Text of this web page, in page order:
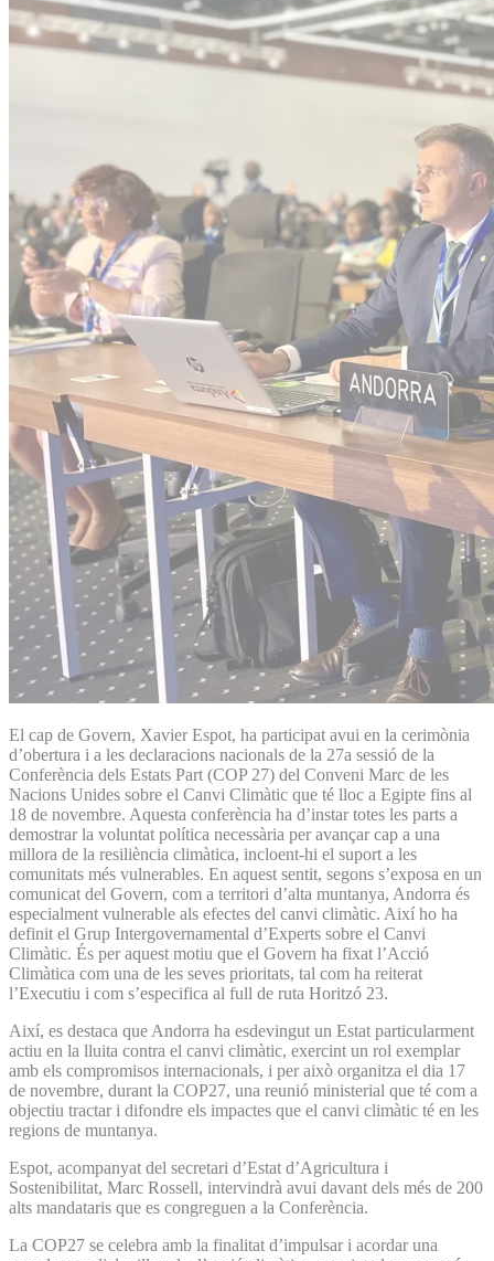
El cap de Govern, Xavier Espot, ha participat avui en la cerimònia
d’obertura i a les declaracions nacionals de la 27a sessió de la
Conferència dels Estats Part (COP 27) del Conveni Marc de les
Nacions Unides sobre el Canvi Climàtic que té lloc a Egipte fins al
18 de novembre. Aquesta conferència ha d’instar totes les parts a
demostrar la voluntat política necessària per avançar cap a una
millora de la resiliència climàtica, incloent-hi el suport a les
comunitats més vulnerables. En aquest sentit, segons s’exposa en un
comunicat del Govern, com a territori d’alta muntanya, Andorra és
especialment vulnerable als efectes del canvi climàtic. Així ho ha
definit el Grup Intergovernamental d’Experts sobre el Canvi
Climàtic. És per aquest motiu que el Govern ha fixat l’Acció
Climàtica com una de les seves prioritats, tal com ha reiterat
l’Executiu i com s’especifica al full de ruta Horitzó 23.
Així, es destaca que Andorra ha esdevingut un Estat particularment
actiu en la lluita contra el canvi climàtic, exercint un rol exemplar
amb els compromisos internacionals, i per això organitza el dia 17
de novembre, durant la COP27, una reunió ministerial que té com a
objectiu tractar i difondre els impactes que el canvi climàtic té en les
regions de muntanya.
Espot, acompanyat del secretari d’Estat d’Agricultura i
Sostenibilitat, Marc Rossell, intervindrà avui davant dels més de 200
alts mandataris que es congreguen a la Conferència.
La COP27 se celebra amb la finalitat d’impulsar i acordar una